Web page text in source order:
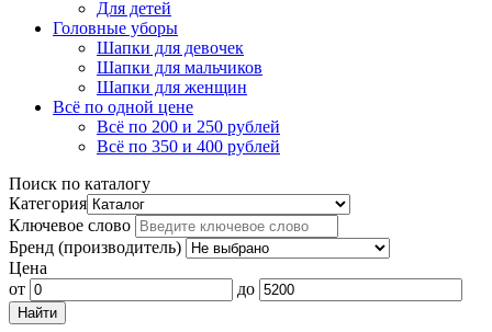
Для детей
Головные уборы
Шапки для девочек
Шапки для мальчиков
Шапки для женщин
Всё по одной цене
Всё по 200 и 250 рублей
Всё по 350 и 400 рублей
Поиск по каталогу
Категория
Ключевое слово
Бренд (производитель)
Цена
от
до